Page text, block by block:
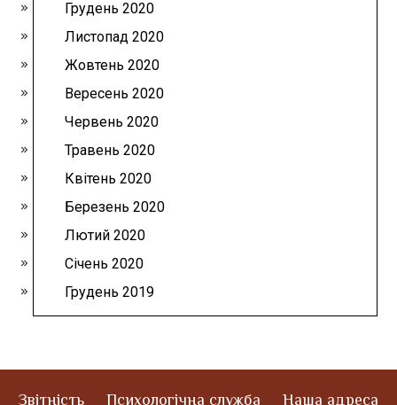
Грудень 2020
Листопад 2020
Жовтень 2020
Вересень 2020
Червень 2020
Травень 2020
Квітень 2020
Березень 2020
Лютий 2020
Січень 2020
Грудень 2019